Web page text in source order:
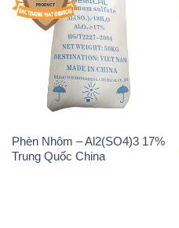
Phèn Nhôm – Al2(SO4)3 17%
Trung Quốc China